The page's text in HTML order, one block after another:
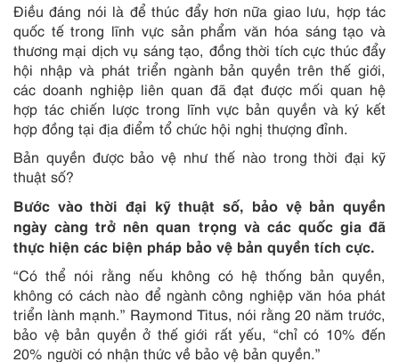
Điều đáng nói là để thúc đẩy hơn nữa giao lưu, hợp tác
quốc tế trong lĩnh vực sản phẩm văn hóa sáng tạo và
thương mại dịch vụ sáng tạo, đồng thời tích cực thúc đẩy
hội nhập và phát triển ngành bản quyền trên thế giới,
các doanh nghiệp liên quan đã đạt được mối quan hệ
hợp tác chiến lược trong lĩnh vực bản quyền và ký kết
hợp đồng tại địa điểm tổ chức hội nghị thượng đỉnh.
Bản quyền được bảo vệ như thế nào trong thời đại kỹ
thuật số?
Bước vào thời đại kỹ thuật số, bảo vệ bản quyền
ngày càng trở nên quan trọng và các quốc gia đã
thực hiện các biện pháp bảo vệ bản quyền tích cực.
“Có thể nói rằng nếu không có hệ thống bản quyền,
không có cách nào để ngành công nghiệp văn hóa phát
triển lành mạnh.” Raymond Titus, nói rằng 20 năm trước,
bảo vệ bản quyền ở thế giới rất yếu, “chỉ có 10% đến
20% người có nhận thức về bảo vệ bản quyền.”